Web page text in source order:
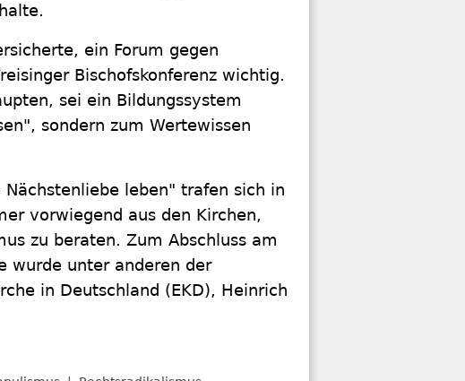
ein Forum gegen
Bischofskonferenz wichtig.
sei ein Bildungssystem
sondern zum Wertewissen
leben" trafen sich in
vorwiegend aus den Kirchen,
zu beraten. Zum Abschluss am
wurde unter anderen der
in Deutschland (EKD), Heinrich